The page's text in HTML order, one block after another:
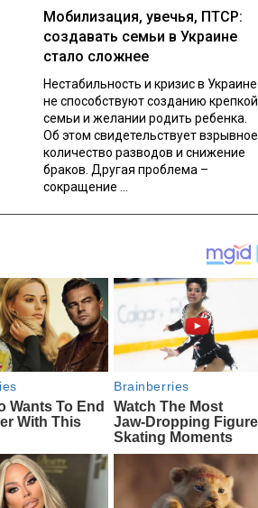
Мобилизация, увечья, ПТСР:
создавать семьи в Украине
стало сложнее
Нестабильность и кризис в Украине
не способствуют созданию крепкой
семьи и желании родить ребенка.
Об этом свидетельствует взрывное
количество разводов и снижение
браков. Другая проблема –
сокращение ...